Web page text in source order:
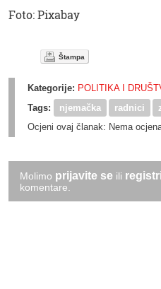
Foto: Pixabay
Štampa
Kategorije: POLITIKA I
Tags:
njemačka radnici
Ocjeni ovaj članak: Nema
Molimo prijavite se ili
komentare.